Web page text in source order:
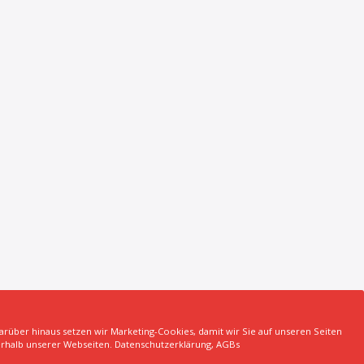
Hersteller
Unsere Top Maschinen #1
hinaus setzen wir Marketing-Cookies, damit wir Sie auf unseren Seiten
unserer Webseiten. Datenschutzerklärung, AGBs